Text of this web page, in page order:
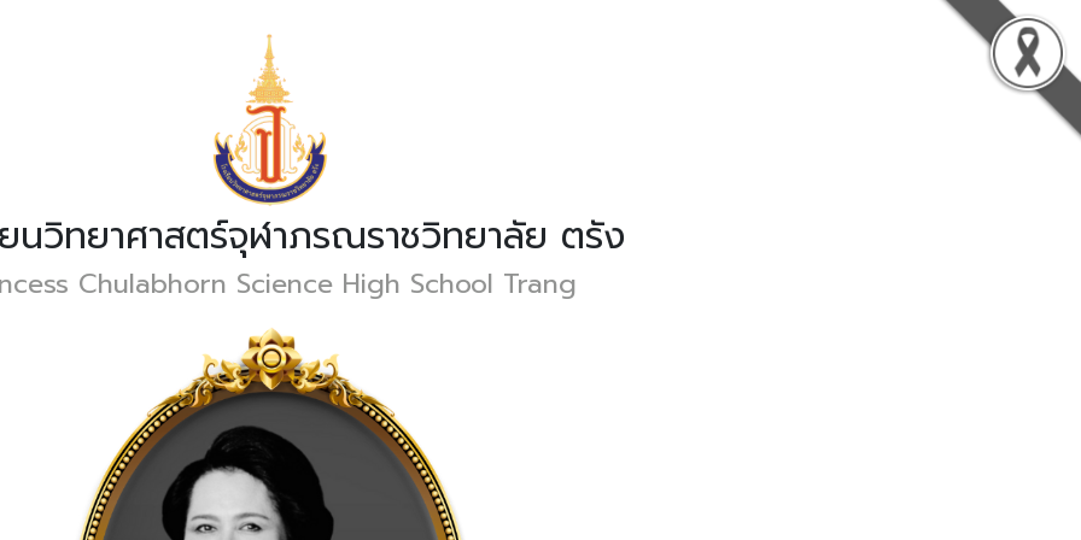
ยนวิทยาศาสตร์จุฬาภรณราชวิทยาลัย ตรัง
Chulabhorn Science High School Trang